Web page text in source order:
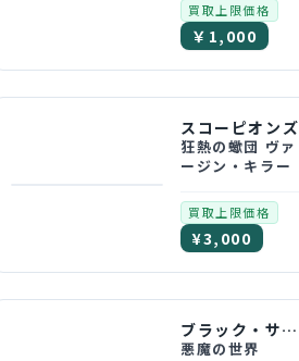
買取上限価格
￥1,000
スコーピオンズ
狂熱の蠍団 ヴァ
ージン・キラー
買取上限価格
¥3,000
ブラック・サバス
悪魔の世界